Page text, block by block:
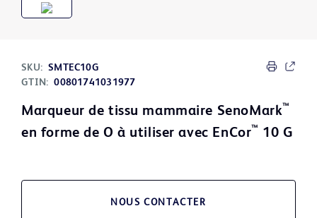
SKU: SMTEC10G
GTIN: 00801741031977
Marqueur de tissu mammaire SenoMark™
en forme de O à utiliser avec EnCor™ 10 G
NOUS CONTACTER